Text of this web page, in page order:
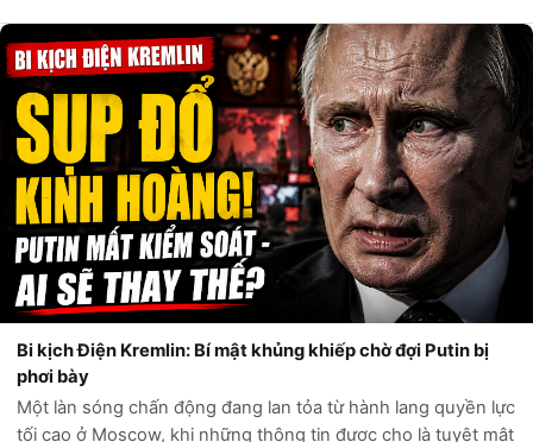
thẳng vào mục t...
Bi kịch Điện Kremlin: Bí mật khủng khiếp chờ đợi Putin bị
phơi bày
Một làn sóng chấn động đang lan tỏa từ hành lang quyền lực
tối cao ở Moscow, khi những thông tin được cho là tuyệt mật